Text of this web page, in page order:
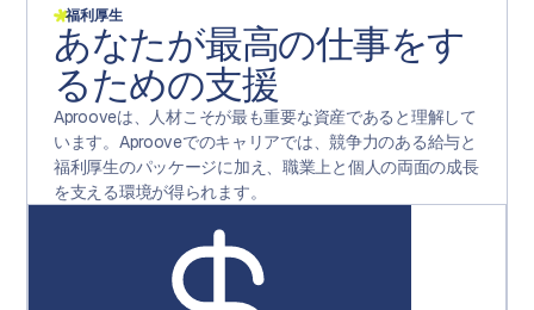
福利厚生
あなたが最高の仕事をす
るための支援
Aprooveは、人材こそが最も重要な資産であると理解して
います。Aprooveでのキャリアでは、競争力のある給与と
福利厚生のパッケージに加え、職業上と個人の両面の成長
を支える環境が得られます。